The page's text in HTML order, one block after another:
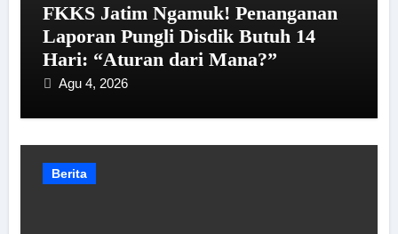
FKKS Jatim Ngamuk! Penanganan
Laporan Pungli Disdik Butuh 14
Hari: “Aturan dari Mana?”
Agu 4, 2026
Berita